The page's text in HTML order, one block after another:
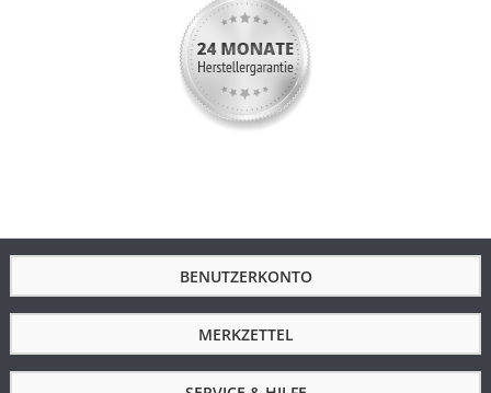
Metall
Gold
Metall
Gold
Höhe in mm
10,5
Handgelenkumfang
in cm
max. 20,5
Gehäuseboden Gepresster Gehäuseboden
BENUTZERKONTO
MERKZETTEL